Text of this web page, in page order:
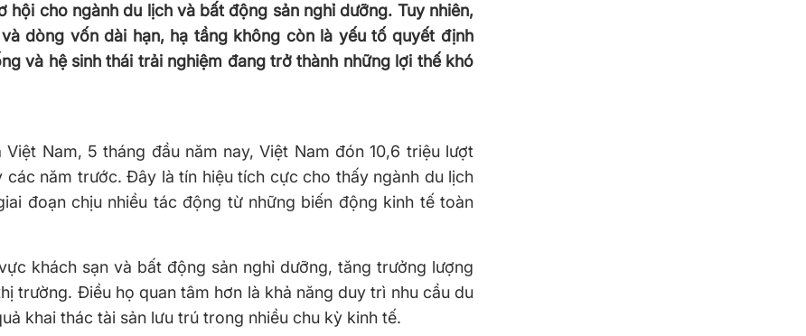
cho ngành du lịch và bất động sản nghỉ dưỡng. Tuy nhiên,
dòng vốn dài hạn, hạ tầng không còn là yếu tố quyết định
và hệ sinh thái trải nghiệm đang trở thành những lợi thế khó
Nam, 5 tháng đầu năm nay, Việt Nam đón 10,6 triệu lượt
năm trước. Đây là tín hiệu tích cực cho thấy ngành du lịch
đoạn chịu nhiều tác động từ những biến động kinh tế toàn
khách sạn và bất động sản nghỉ dưỡng, tăng trưởng lượng
trường. Điều họ quan tâm hơn là khả năng duy trì nhu cầu du
khai thác tài sản lưu trú trong nhiều chu kỳ kinh tế.